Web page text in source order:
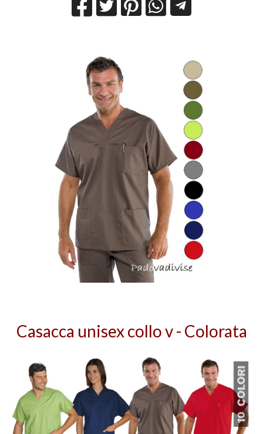
Casacca unisex collo v - Colorata